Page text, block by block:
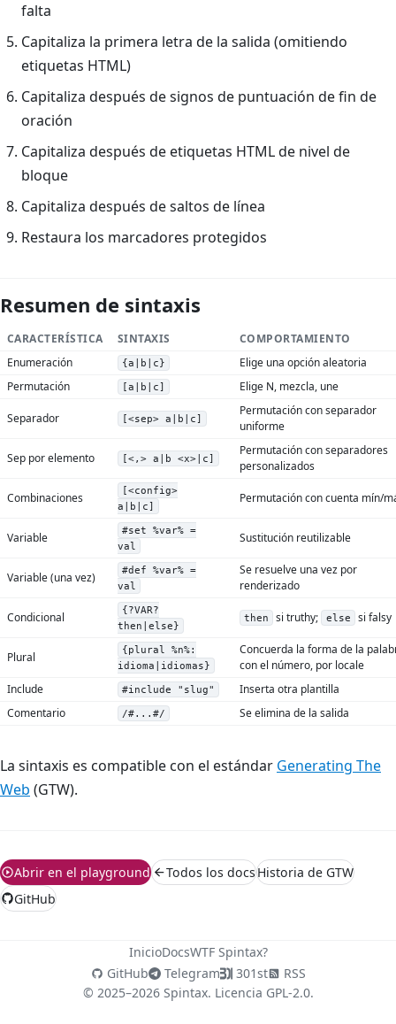
falta
Capitaliza la primera letra de la salida (omitiendo
etiquetas HTML)
Capitaliza después de signos de puntuación de fin de
oración
Capitaliza después de etiquetas HTML de nivel de
bloque
Capitaliza después de saltos de línea
Restaura los marcadores protegidos
Resumen de sintaxis
CARACTERÍSTICA SINTAXIS
COMPORTAMIENTO
Enumeración
{a|b|c}
Elige una opción aleatoria
Permutación
[a|b|c] Elige N, mezcla, une
Separador [<sep> a|b|c]
Permutación con separador
uniforme
Sep por elemento [<,> a|b <x>|c]
Permutación con separadores
personalizados
Combinaciones
[<config>
a|b|c]
Permutación con cuenta mín/
Variable
#set %var% =
val
Sustitución reutilizable
Variable (una vez)
#def %var% =
val
Se resuelve una vez por
renderizado
Condicional
{?VAR?
then|else}
then si truthy; else si falsy
Plural
{plural %n%:
idioma|idiomas}
Concuerda la forma de la
con el número, por locale
Include
#include "slug"
Inserta otra plantilla
Comentario
/#...#/ Se elimina de la salida
La sintaxis es compatible con el estándar Generating The
Web (GTW).
Abrir en el playground Todos los docsHistoria de GTW
GitHub
InicioDocsWTF Spintax?
GitHub
Telegram 301st
RSS
© 2025–2026 Spintax. Licencia GPL-2.0.